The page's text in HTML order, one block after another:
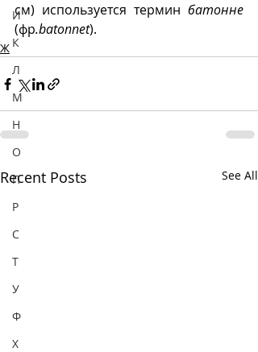
И
К
Л
М
Н
О
П
Р
С
Т
У
Ф
Х
см) используется термин батонне
(фр.batonnet).
Ж
Recent Posts See All